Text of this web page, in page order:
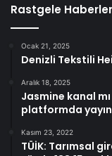
Rastgele Haberler
Ocak 21, 2025
Denizli Tekstili
Aralık 18, 2025
Jasmine kanal
platformda
Kasım 23, 2022
TÜİK: Tarımsal